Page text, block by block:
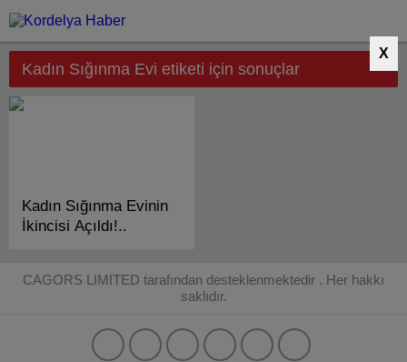
X
Kadın Sığınma Evi etiketi için sonuçlar
Kadın Sığınma Evinin
İkincisi Açıldı!..
CAGORS LIMITED tarafından desteklenmektedir . Her hakkı
saklıdır.